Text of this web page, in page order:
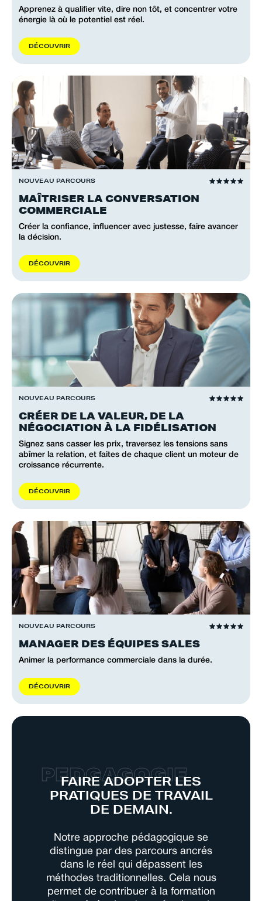
Apprenez à qualifier vite, dire non tôt, et concentrer votre
énergie là où le potentiel est réel.
DÉCOUVRIR
NOUVEAU PARCOURS
MAÎTRISER LA CONVERSATION
COMMERCIALE
Créer la confiance, influencer avec justesse, faire avancer
la décision.
DÉCOUVRIR
NOUVEAU PARCOURS
CRÉER DE LA VALEUR, DE LA
NÉGOCIATION À LA FIDÉLISATION
Signez sans casser les prix, traversez les tensions sans
abîmer la relation, et faites de chaque client un moteur de
croissance récurrente.
DÉCOUVRIR
NOUVEAU PARCOURS
MANAGER DES ÉQUIPES SALES
Animer la performance commerciale dans la durée.
DÉCOUVRIR
FAIRE ADOPTER LES
PRATIQUES DE TRAVAIL
DE DEMAIN.
PEDGAGOGIE
Notre approche pédagogique se
distingue par des parcours ancrés
dans le réel qui dépassent les
méthodes traditionnelles. Cela nous
permet de contribuer à la formation